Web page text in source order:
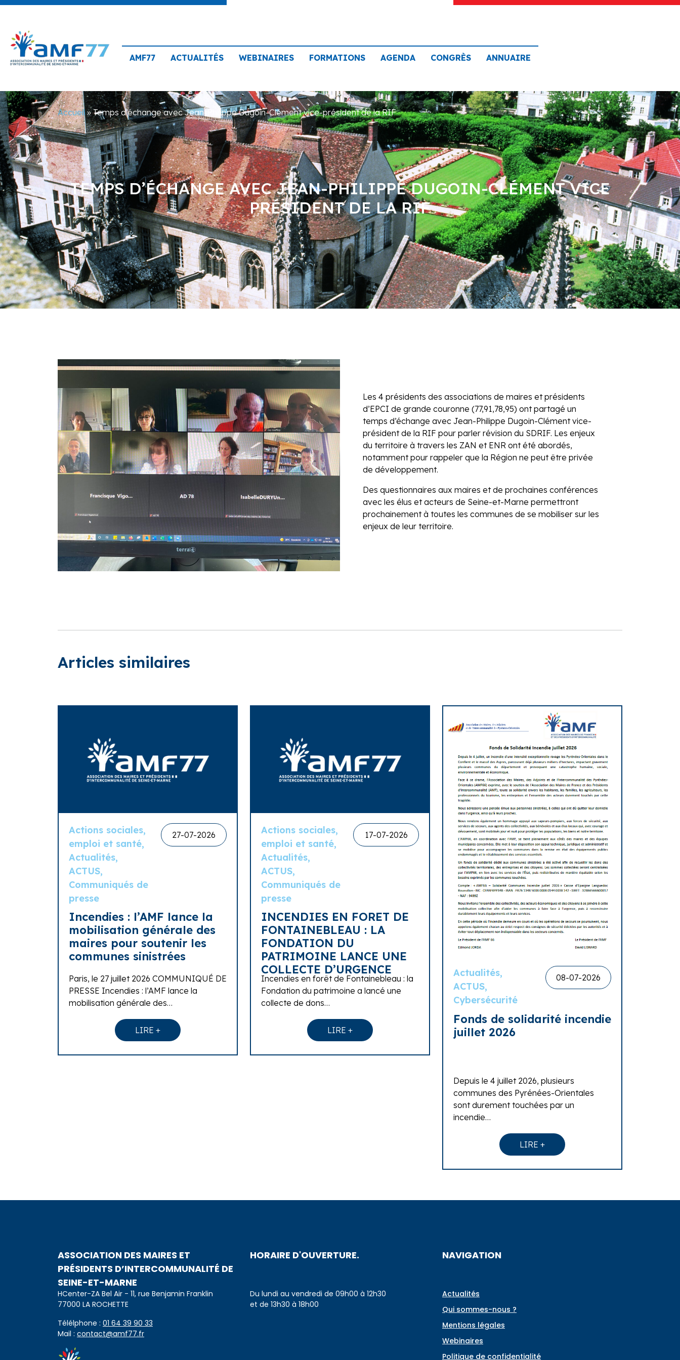
AMF77 ACTUALITÉS WEBINAIRES FORMATIONS AGENDA CONGRÈS ANNUAIRE
Accueil»Temps d’échange avec Jean-Philippe Dugoin-Clément vice-président de la RIF
TEMPS D’ÉCHANGE AVEC JEAN-PHILIPPE DUGOIN-CLÉMENT VICE
PRÉSIDENT DE LA RIF
Les 4 présidents des associations de maires et présidents
d’EPCI de grande couronne (77,91,78,95) ont partagé un
temps d’échange avec Jean-Philippe Dugoin-Clément vice-
président de la RIF pour parler révision du SDRIF. Les enjeux
du territoire à travers les ZAN et ENR ont été abordés,
notamment pour rappeler que la Région ne peut être privée
de développement.
Des questionnaires aux maires et de prochaines conférences
avec les élus et acteurs de Seine-et-Marne permettront
prochainement à toutes les communes de se mobiliser sur les
enjeux de leur territoire.
Articles similaires
Actions sociales,
emploi et santé,
Actualités,
ACTUS,
Communiqués de
presse
27-07-2026
Incendies : l’AMF lance la
mobilisation générale des
maires pour soutenir les
communes sinistrées
Paris, le 27 juillet 2026 COMMUNIQUÉ DE
PRESSE Incendies : l’AMF lance la
mobilisation générale des…
LIRE +
Actions sociales,
emploi et santé,
Actualités,
ACTUS,
Communiqués de
presse
17-07-2026
INCENDIES EN FORET DE
FONTAINEBLEAU : LA
FONDATION DU
PATRIMOINE LANCE UNE
COLLECTE D’URGENCE
Incendies en forêt de Fontainebleau : la
Fondation du patrimoine a lancé une
collecte de dons…
LIRE +
Actualités,
ACTUS,
Cybersécurité
08-07-2026
Fonds de solidarité incendie
juillet 2026
Depuis le 4 juillet 2026, plusieurs
communes des Pyrénées-Orientales
sont durement touchées par un
incendie…
LIRE +
ASSOCIATION DES MAIRES ET
PRÉSIDENTS D’INTERCOMMUNALITÉ DE
SEINE-ET-MARNE
HCenter-ZA Bel Air - 11, rue Benjamin Franklin
77000 LA ROCHETTE
Télélphone : 01 64 39 90 33
Mail : contact@amf77.fr
HORAIRE D'OUVERTURE.
Du lundi au vendredi de 09h00 à 12h30
et de 13h30 à 18h00
NAVIGATION
Actualités
Qui sommes-nous ?
Mentions légales
Webinaires
Politique de confidentialité